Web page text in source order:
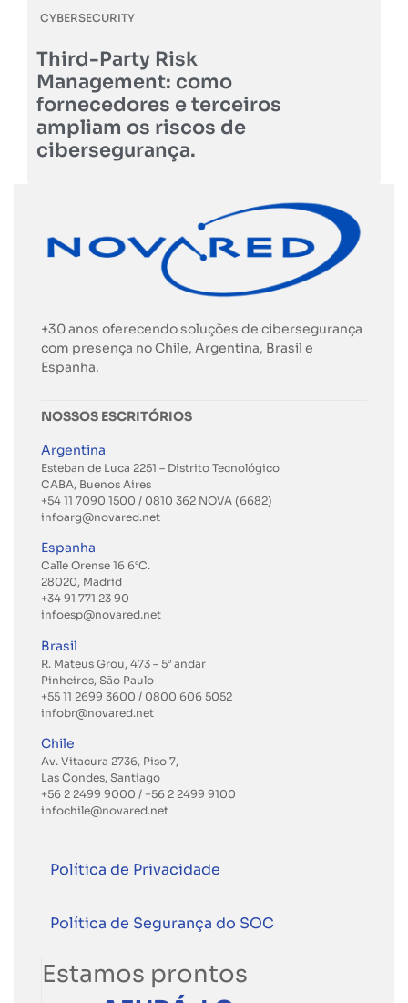
CYBERSECURITY
Third-Party Risk
Management: como
fornecedores e terceiros
ampliam os riscos de
cibersegurança.
+30 anos oferecendo soluções de cibersegurança
com presença no Chile, Argentina, Brasil e
Espanha.
NOSSOS ESCRITÓRIOS
Argentina
Esteban de Luca 2251 – Distrito Tecnológico
CABA, Buenos Aires
+54 11 7090 1500 / 0810 362 NOVA (6682)
infoarg@novared.net
Espanha
Calle Orense 16 6°C.
28020, Madrid
+34 91 771 23 90
infoesp@novared.net
Brasil
R. Mateus Grou, 473 – 5° andar
Pinheiros, São Paulo
+55 11 2699 3600 / 0800 606 5052
infobr@novared.net
Chile
Av. Vitacura 2736, Piso 7,
Las Condes, Santiago
+56 2 2499 9000 / +56 2 2499 9100
infochile@novared.net
Política de Privacidade
Política de Segurança do SOC
Estamos prontos